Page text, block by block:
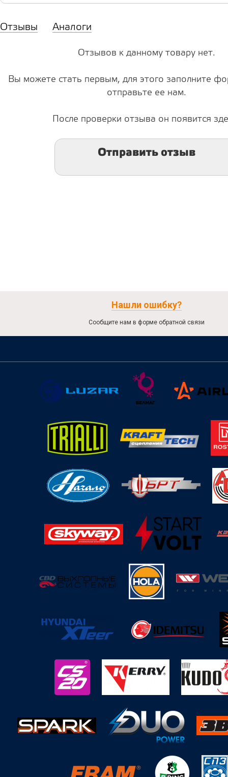
Отзывы Аналоги
Отзывов к данному товару нет.
Вы можете стать первым, для этого заполните
отправьте ее нам.
После проверки отзыва он появится
Отправить отзыв
Нашли ошибку?
Сообщите нам в форме обратной связи